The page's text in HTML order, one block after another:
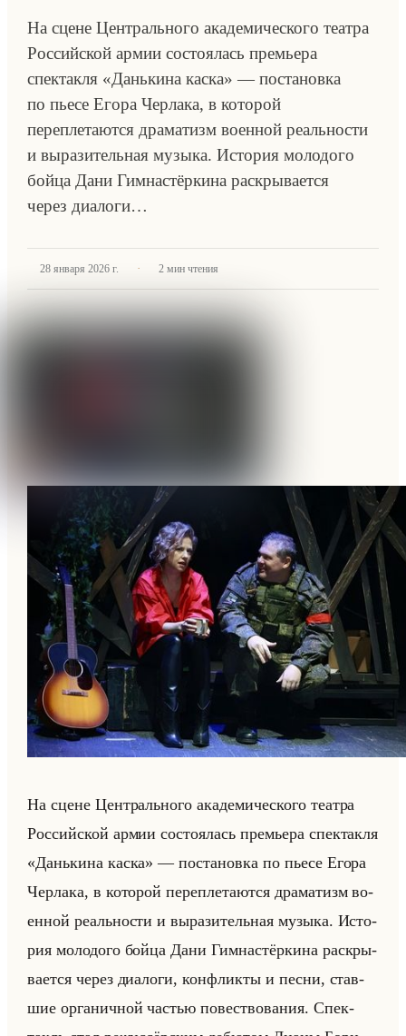
На сцене Центрального академического театра
Российской армии состоялась премьера
спектакля «Данькина каска» — постановка
по пьесе Егора Черлака, в которой
переплетаются драматизм военной реальности
и выразительная музыка. История молодого
бойца Дани Гимнастёркина раскрывается
через диалоги…
28 января 2026 г. · 2 мин чтения
На сцене Цен­трально­го ака­де­ми­че­ско­го те­ат­ра
Рос­сийской армии со­сто­ялась пре­мье­ра спек­так­ля
«Данькина каска» — по­ста­нов­ка по пьесе Егора
Чер­ла­ка, в ко­то­рой пе­ре­пле­та­ют­ся дра­ма­тизм во­
ен­ной ре­ально­сти и вы­ра­зи­тельная му­зы­ка. Ис­то­
рия мо­ло­до­го бойца Дани Гим­на­стёр­ки­на рас­кры­
ва­ет­ся через диа­ло­ги, кон­флик­ты и песни, став­
шие ор­га­нич­ной ча­стью по­вест­во­ва­ния. Спек­